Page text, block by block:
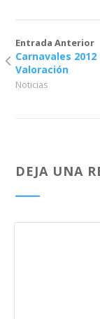
Entrada Anterior
Carnavales 2012
Valoración
Noticias
DEJA UNA